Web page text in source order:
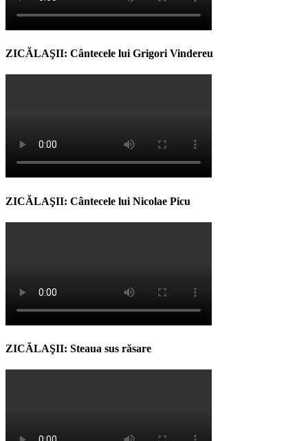
ZICĂLAŞII: Cântecele lui Grigori Vindereu
ZICĂLAŞII: Cântecele lui Nicolae Picu
ZICĂLAŞII: Steaua sus răsare